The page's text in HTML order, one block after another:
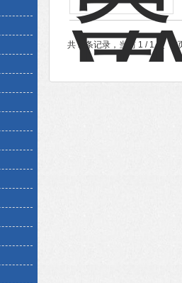
共 2 条记录，当前 1 / 1 页